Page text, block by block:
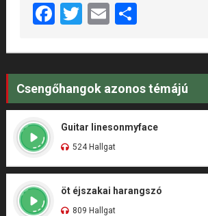
Facebook
Twitter
EmailShare
Csengőhangok azonos témájú
Guitar linesonmyface
524 Hallgat
öt éjszakai harangszó
809 Hallgat